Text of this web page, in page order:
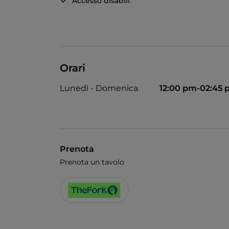
Orari
Lunedì - Domenica 12:00 pm-02:45
Prenota
Prenota un tavolo